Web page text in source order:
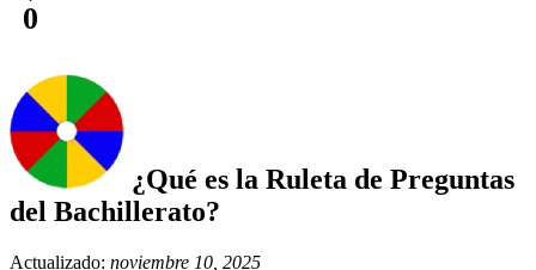
0
¿Qué es la Ruleta de Preguntas
del Bachillerato?
Actualizado: noviembre 10, 2025